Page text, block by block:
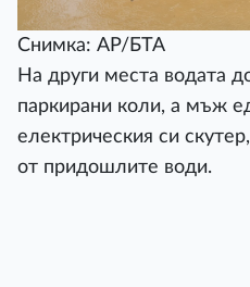
Снимка: АР/БТА
На други места водата
паркирани коли, а мъж
електрическия си
от придошлите води.